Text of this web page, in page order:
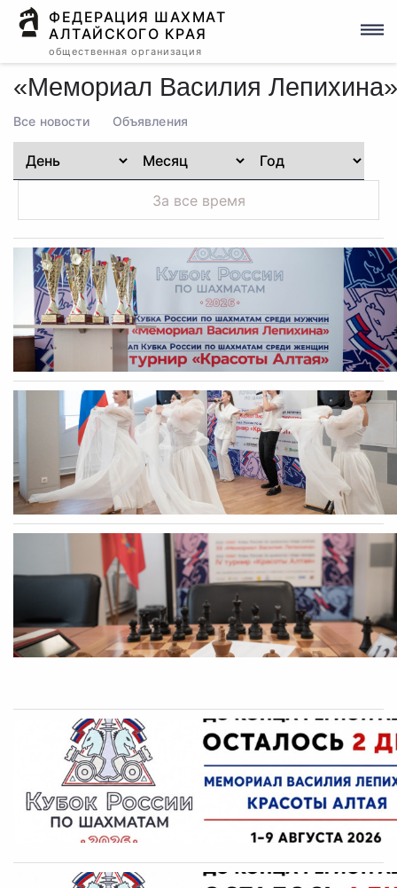
ФЕДЕРАЦИЯ ШАХМАТ
АЛТАЙСКОГО КРАЯ
общественная организация
«Мемориал Василия Лепихина»
Все новости Объявления
За все время